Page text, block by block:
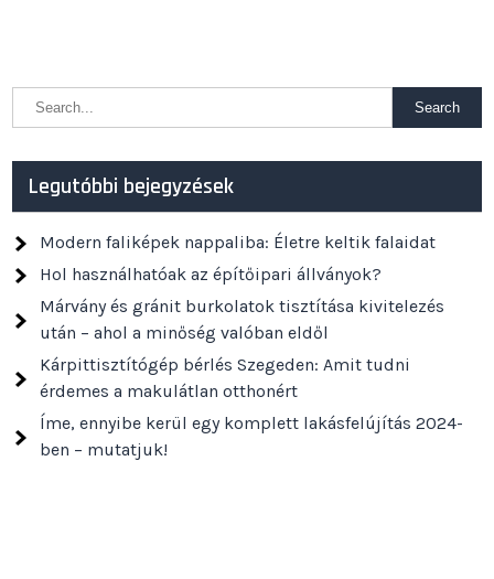
Legutóbbi bejegyzések
Modern faliképek nappaliba: Életre keltik falaidat
Hol használhatóak az építőipari állványok?
Márvány és gránit burkolatok tisztítása kivitelezés
után – ahol a minőség valóban eldől
Kárpittisztítógép bérlés Szegeden: Amit tudni
érdemes a makulátlan otthonért
Íme, ennyibe kerül egy komplett lakásfelújítás 2024-
ben – mutatjuk!